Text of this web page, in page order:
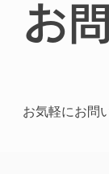
お
お気軽にお問